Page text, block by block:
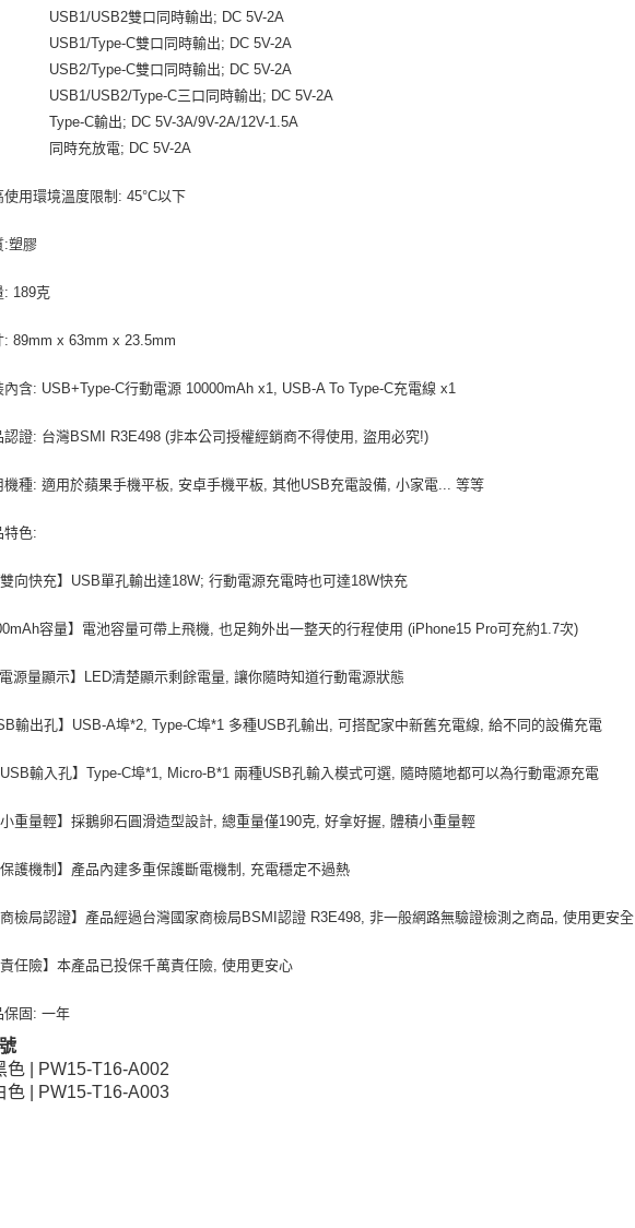
USB2雙口同時輸出; DC 5V-2A
Type-C雙口同時輸出; DC 5V-2A
Type-C雙口同時輸出; DC 5V-2A
USB2/Type-C三口同時輸出; DC 5V-2A
C輸出; DC 5V-3A/9V-2A/12V-1.5A
充放電; DC 5V-2A
用環境溫度限制: 45°C以下
塑膠
189克
89mm x 63mm x 23.5mm
含: USB+Type-C行動電源 10000mAh x1, USB-A To Type-C充電線 x1
證: 台灣BSMI R3E498 (非本公司授權經銷商不得使用, 盜用必究!)
種: 適用於蘋果手機平板, 安卓手機平板, 其他USB充電設備, 小家電... 等等
色:
向快充】USB單孔輸出達18W; 行動電源充電時也可達18W快充
容量】電池容量可帶上飛機, 也足夠外出一整天的行程使用 (iPhone15 Pro可充約1.7次)
源量顯示】LED清楚顯示剩餘電量, 讓你隨時知道行動電源狀態
輸出孔】USB-A埠*2, Type-C埠*1 多種USB孔輸出, 可搭配家中新舊充電線, 給不同的設備充電
輸入孔】Type-C埠*1, Micro-B*1 兩種USB孔輸入模式可選, 隨時隨地都可以為行動電源充電
重量輕】採鵝卵石圓滑造型設計, 總重量僅190克, 好拿好握, 體積小重量輕
護機制】產品內建多重保護斷電機制, 充電穩定不過熱
檢局認證】產品經過台灣國家商檢局BSMI認證 R3E498, 非一般網路無驗證檢測之商品, 使用更安全
任險】本產品已投保千萬責任險, 使用更安心
固: 一年
色 | PW15-T16-A002
色 | PW15-T16-A003